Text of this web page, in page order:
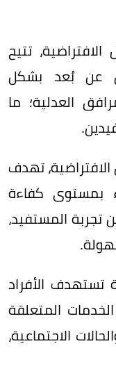
تتيح
عن بُعد بشكل
العدلية؛ ما
الافتراضية، تهدف
بمستوى كفاءة
تجربة المستفيد،
تستهدف الأفراد
المتعلقة
الاجتماعية،